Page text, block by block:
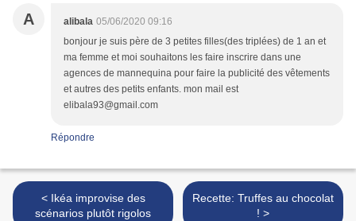
A alibala 05/06/2020 09:16
bonjour je suis père de 3 petites filles(des triplées) de 1 an et
ma femme et moi souhaitons les faire inscrire dans une
agences de mannequina pour faire la publicité des vêtements
et autres des petits enfants. mon mail est
elibala93@gmail.com
Répondre
< Ikéa improvise des
scénarios plutôt rigolos
Recette: Truffes au chocolat
! >